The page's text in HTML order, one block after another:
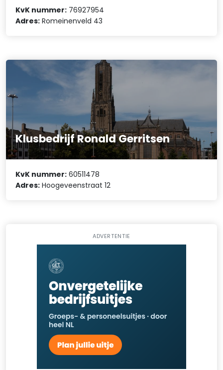
KvK nummer: 76927954
Adres: Romeinenveld 43
Klusbedrijf Ronald Gerritsen
KvK nummer: 60511478
Adres: Hoogeveenstraat 12
ADVERTENTIE